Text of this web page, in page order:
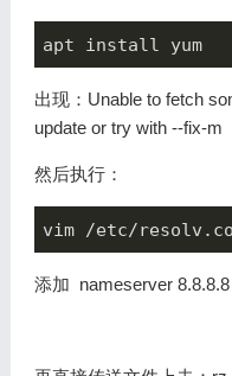
apt install yum
出现：Unable to fetch
update or try with --fix-m
然后执行：
vim /etc/
添加 nameserver 8.8.8.8